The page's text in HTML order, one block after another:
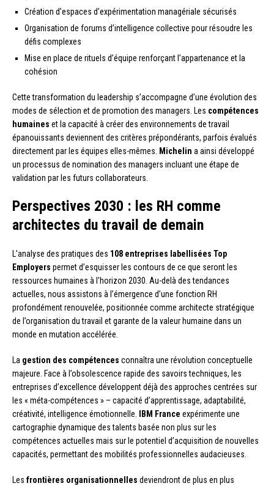
Création d’espaces d’expérimentation managériale sécurisés
Organisation de forums d’intelligence collective pour résoudre les
défis complexes
Mise en place de rituels d’équipe renforçant l’appartenance et la
cohésion
Cette transformation du leadership s’accompagne d’une évolution des
modes de sélection et de promotion des managers. Les compétences
humaines et la capacité à créer des environnements de travail
épanouissants deviennent des critères prépondérants, parfois évalués
directement par les équipes elles-mêmes.
Michelin a ainsi développé
un processus de nomination des managers incluant une étape de
validation par les futurs collaborateurs.
Perspectives 2030 : les RH comme
architectes du travail de demain
L’analyse des pratiques des 108 entreprises labellisées Top
Employers permet d’esquisser les contours de ce que seront les
ressources humaines à l’horizon 2030. Au-delà des tendances
actuelles, nous assistons à l’émergence d’une fonction RH
profondément renouvelée, positionnée comme architecte stratégique
de l’organisation du travail et garante de la valeur humaine dans un
monde en mutation accélérée.
La gestion des compétences connaîtra une révolution conceptuelle
majeure. Face à l’obsolescence rapide des savoirs techniques, les
entreprises d’excellence développent déjà des approches centrées sur
les « méta-compétences » – capacité d’apprentissage, adaptabilité,
créativité, intelligence émotionnelle.
IBM France expérimente une
cartographie dynamique des talents basée non plus sur les
compétences actuelles mais sur le potentiel d’acquisition de nouvelles
capacités, permettant des mobilités professionnelles audacieuses.
Les frontières organisationnelles deviendront de plus en plus